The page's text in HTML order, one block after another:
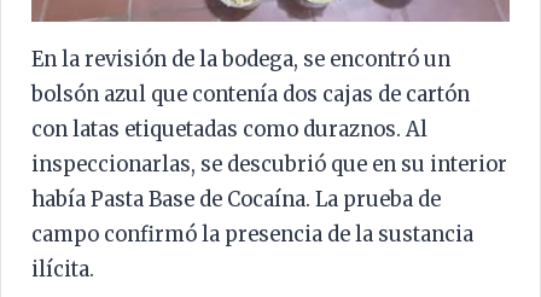
En la revisión de la bodega, se encontró un
bolsón azul que contenía dos cajas de cartón
con latas etiquetadas como duraznos. Al
inspeccionarlas, se descubrió que en su interior
había Pasta Base de Cocaína. La prueba de
campo confirmó la presencia de la sustancia
ilícita.